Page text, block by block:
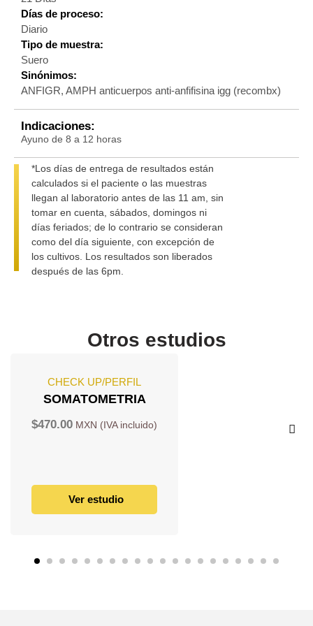
Días de proceso:
Diario
Tipo de muestra:
Suero
Sinónimos:
ANFIGR, AMPH anticuerpos anti-anfifisina igg (recombx)
Indicaciones:
Ayuno de 8 a 12 horas
*Los días de entrega de resultados están
calculados si el paciente o las muestras
llegan al laboratorio antes de las 11 am, sin
tomar en cuenta, sábados, domingos ni
días feriados; de lo contrario se consideran
como del día siguiente, con excepción de
los cultivos. Los resultados son liberados
después de las 6pm.
Otros estudios
CHECK UP/PERFIL
SOMATOMETRIA
$470.00
Ver estudio